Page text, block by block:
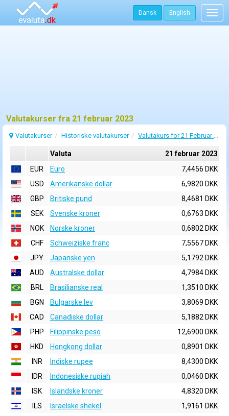
Dansk English
Valutakurser fra 21 februar 2023
Valutakurser Historiske valutakurser Valutakurs for 21 Februar 2023
Valuta
21 februar 2023
EUR
Euro
7,4456 DKK
USD
Amerikanske dollar
6,9820 DKK
GBP
Britiske pund
8,4681 DKK
SEK
Svenske kroner
0,6763 DKK
NOK
Norske kroner
0,6802 DKK
CHF
Schweiziske franc
7,5567 DKK
JPY
Japanske yen
5,1792 DKK
AUD
Australske dollar
4,7984 DKK
BRL
Brasilianske real
1,3510 DKK
BGN
Bulgarske lev
3,8069 DKK
CAD
Canadiske dollar
5,1882 DKK
PHP
Filippinske peso
12,6900 DKK
HKD
Hongkong dollar
0,8901 DKK
INR
Indiske rupee
8,4300 DKK
IDR
Indonesiske rupiah
0,0460 DKK
ISK
Islandske kroner
4,8320 DKK
ILS
Israelske shekel
1,9161 DKK